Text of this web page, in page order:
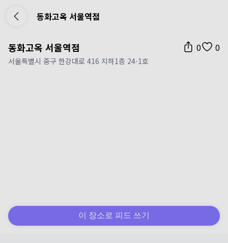
동화고옥 서울역점
동화고옥 서울역점 0 0
서울특별시 중구 한강대로 416 지하1층 24-1호
이 장소로 피드 쓰기